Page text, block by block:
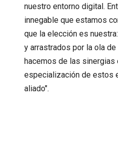
nuestro entorno digital.
innegable que estamos
que la elección es
y arrastrados por la ola
hacemos de las
especialización de estos
aliado".